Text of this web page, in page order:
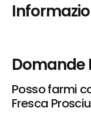
Domande
Posso farmi
Fresca